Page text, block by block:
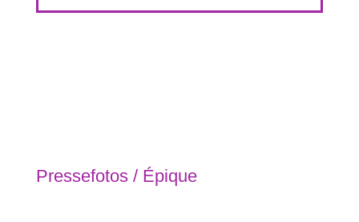
Pressefotos / Épique